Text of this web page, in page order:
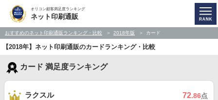
オリコン顧客満足度ランキング
ネット印刷通販
おすすめのネット印刷通販ランキング・比較 2018年版 カード
【2018年】ネット印刷通販のカードランキング・比較
カード 満足度ランキング
ラクスル 72.86点